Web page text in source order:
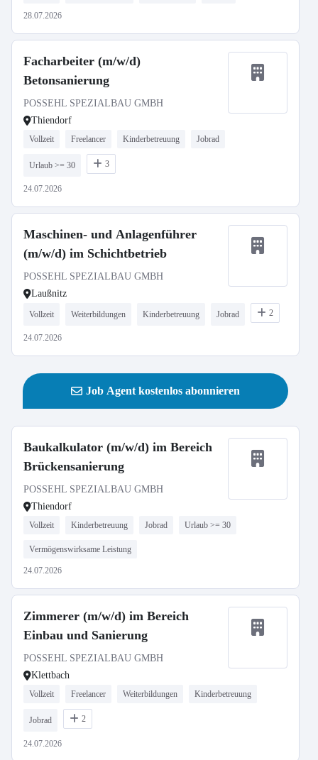
28.07.2026
Facharbeiter (m/w/d)
Betonsanierung
POSSEHL SPEZIALBAU GMBH
Thiendorf
Vollzeit Freelancer Kinderbetreuung Jobrad
Urlaub >= 30 3
24.07.2026
Maschinen- und Anlagenführer
(m/w/d) im Schichtbetrieb
POSSEHL SPEZIALBAU GMBH
Laußnitz
Vollzeit Weiterbildungen Kinderbetreuung Jobrad 2
24.07.2026
Job Agent kostenlos abonnieren
Baukalkulator (m/w/d) im Bereich
Brückensanierung
POSSEHL SPEZIALBAU GMBH
Thiendorf
Vollzeit Kinderbetreuung Jobrad Urlaub >= 30
Vermögenswirksame Leistung
24.07.2026
Zimmerer (m/w/d) im Bereich
Einbau und Sanierung
POSSEHL SPEZIALBAU GMBH
Klettbach
Vollzeit Freelancer Weiterbildungen Kinderbetreuung
Jobrad 2
24.07.2026